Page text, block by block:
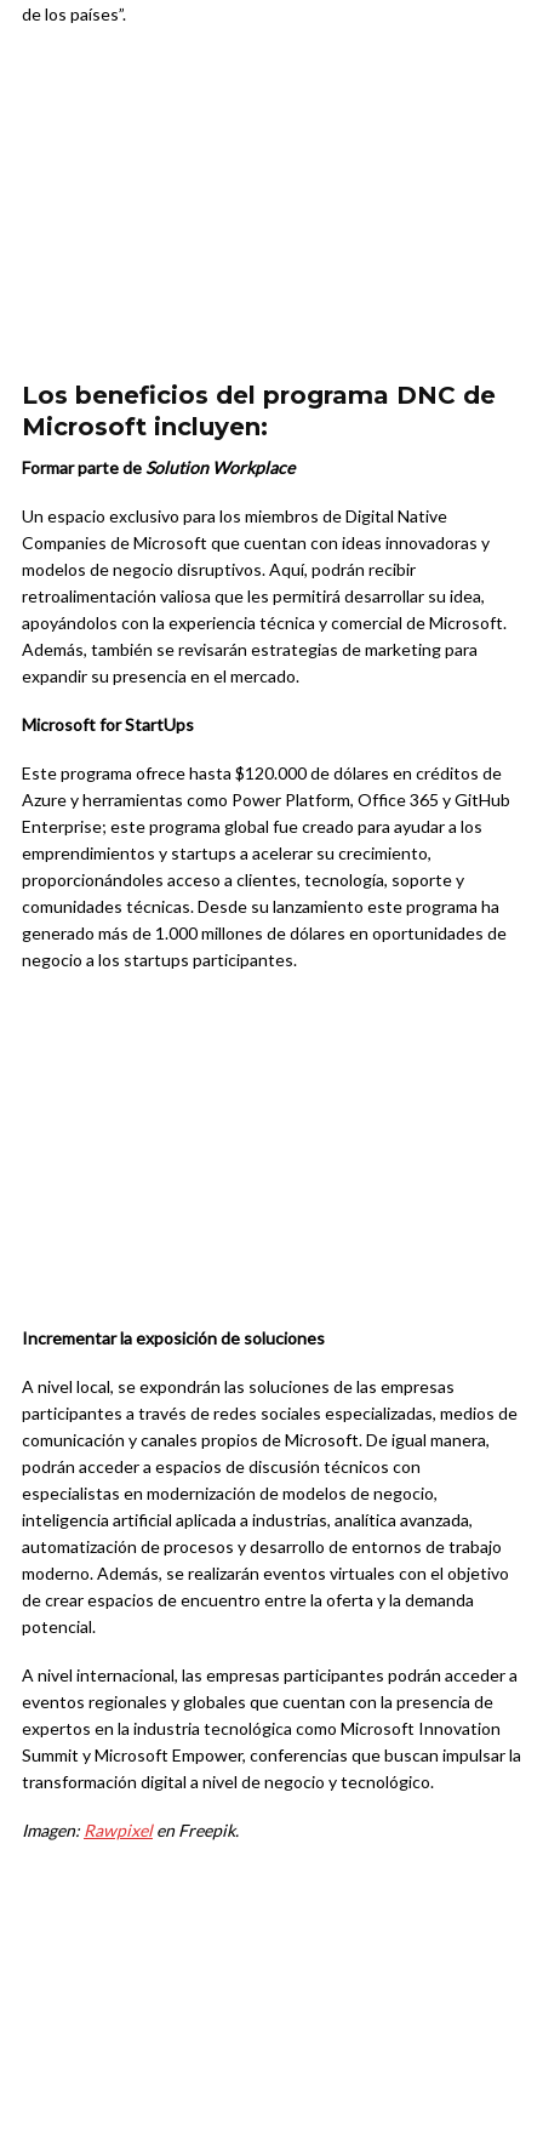
de los países”.
Los beneficios del programa DNC de
Microsoft incluyen:
Formar parte deSolution Workplace
Un espacio exclusivo para los miembros de Digital Native
Companies de Microsoft que cuentan con ideas innovadoras y
modelos de negocio disruptivos. Aquí, podrán recibir
retroalimentación valiosa que les permitirá desarrollar su idea,
apoyándolos con la experiencia técnica y comercial de Microsoft.
Además, también se revisarán estrategias de marketing para
expandir su presencia en el mercado.
Microsoft for StartUps
Este programa ofrece hasta $120.000 de dólares en créditos de
Azure y herramientas como Power Platform, Office 365 y GitHub
Enterprise; este programa global fue creado para ayudar a los
emprendimientos y startups a acelerar su crecimiento,
proporcionándoles acceso a clientes, tecnología, soporte y
comunidades técnicas. Desde su lanzamiento este programa ha
generado más de 1.000 millones de dólares en oportunidades de
negocio a los startups participantes.
Incrementar la exposición de soluciones
A nivel local, se expondrán las soluciones de las empresas
participantes a través de redes sociales especializadas, medios de
comunicación y canales propios de Microsoft. De igual manera,
podrán acceder a espacios de discusión técnicos con
especialistas en modernización de modelos de negocio,
inteligencia artificial aplicada a industrias, analítica avanzada,
automatización de procesos y desarrollo de entornos de trabajo
moderno. Además, se realizarán eventos virtuales con el objetivo
de crear espacios de encuentro entre la oferta y la demanda
potencial.
A nivel internacional, las empresas participantes podrán acceder a
eventos regionales y globales que cuentan con la presencia de
expertos en la industria tecnológica como Microsoft Innovation
Summit y Microsoft Empower, conferencias que buscan impulsar la
transformación digital a nivel de negocio y tecnológico.
Imagen: Rawpixelen Freepik.